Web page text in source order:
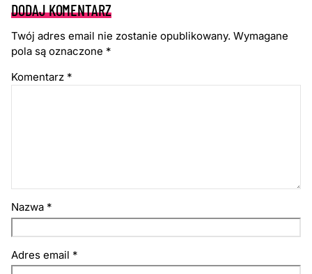
DODAJ KOMENTARZ
Twój adres email nie zostanie opublikowany. Wymagane
pola są oznaczone *
Komentarz *
Nazwa *
Adres email *